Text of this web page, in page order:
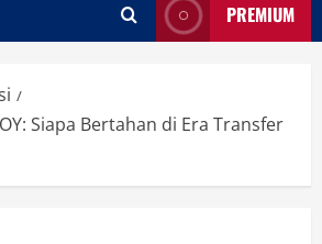
PREMIUM
Siapa Bertahan di Era Transfer